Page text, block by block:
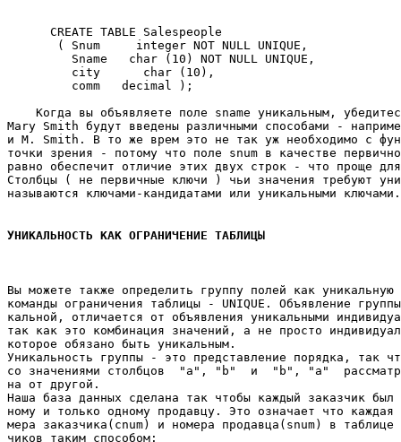
      CREATE TABLE Salespeople
       ( Snum     integer NOT NULL UNIQUE,
         Sname   char (10) NOT NULL UNIQUE,
         city      char (10),
         comm   decimal );
Когда вы объявляете поле sname уникальным,
Mary Smith будут введены различными способами -
и M. Smith. В то же врем это не так уж необходимо с
точки зрения - потому что поле snum в качестве
равно обеспечит отличие этих двух строк - что проще
Столбцы ( не первичные ключи ) чьи значения требуют
называются ключами-кандидатами или уникальными
УНИКАЛЬНОСТЬ КАК ОГРАНИЧЕНИЕ ТАБЛИЦЫ
Вы можете также определить группу полей как
команды ограничения таблицы - UNIQUE. Объявление
кальной, отличается от объявления уникальными
так как это комбинация значений, а не просто
которое обязано быть уникальным.
Уникальность группы - это представление порядка, так
со значениями столбцов  "a", "b"  и  "b", "a"
на от другой.
Наша база данных сделана так чтобы каждый заказчик
ному и только одному продавцу. Это означает что
мера заказчика(cnum) и номера продавца(snum) в
чиков таким способом: